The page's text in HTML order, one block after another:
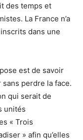
des temps et
La France n’a
dans une
est de savoir
perdre la face.
qui serait de
unités
« Trois
» afin qu’elles